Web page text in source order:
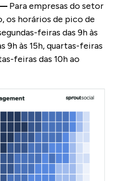
— Para empresas do setor
os horários de pico de
feiras das 9h às
9h às 15h, quartas-feiras
feiras das 10h ao